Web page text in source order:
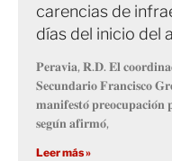
carencias de
días del inicio del
𝐏𝐞𝐫𝐚𝐯𝐢𝐚, 𝐑.𝐃. 𝐄𝐥
𝐒𝐞𝐜𝐮𝐧𝐝𝐚𝐫𝐢𝐨 𝐅𝐫𝐚𝐧𝐜𝐢𝐬𝐜𝐨
𝐦𝐚𝐧𝐢𝐟𝐞𝐬𝐭𝐨́ 𝐩𝐫𝐞𝐨𝐜𝐮𝐩𝐚𝐜𝐢𝐨́𝐧
𝐬𝐞𝐠𝐮́𝐧 𝐚𝐟𝐢𝐫𝐦𝐨́,
Leer más »